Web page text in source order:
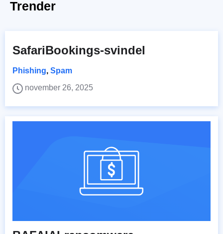
Trender
SafariBookings-svindel
Phishing, Spam
november 26, 2025